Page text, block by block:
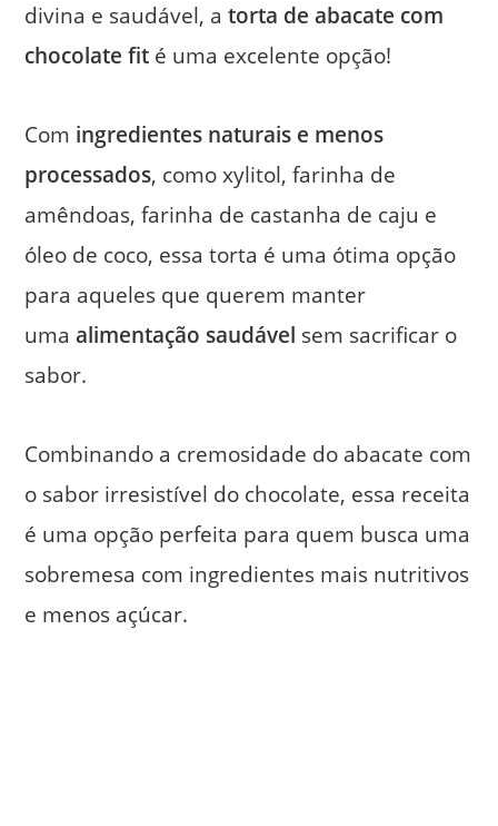
divina e saudável, atorta de abacate com
chocolate fit é uma excelente opção!
Com ingredientes naturais e menos
processados, como xylitol, farinha de
amêndoas, farinha de castanha de caju e
óleo de coco, essa torta é uma ótima opção
para aqueles que querem manter
umaalimentação saudável sem sacrificar o
sabor.
Combinando a cremosidade do abacate com
o sabor irresistível do chocolate, essa receita
é uma opção perfeita para quem busca uma
sobremesa com ingredientes mais nutritivos
e menos açúcar.